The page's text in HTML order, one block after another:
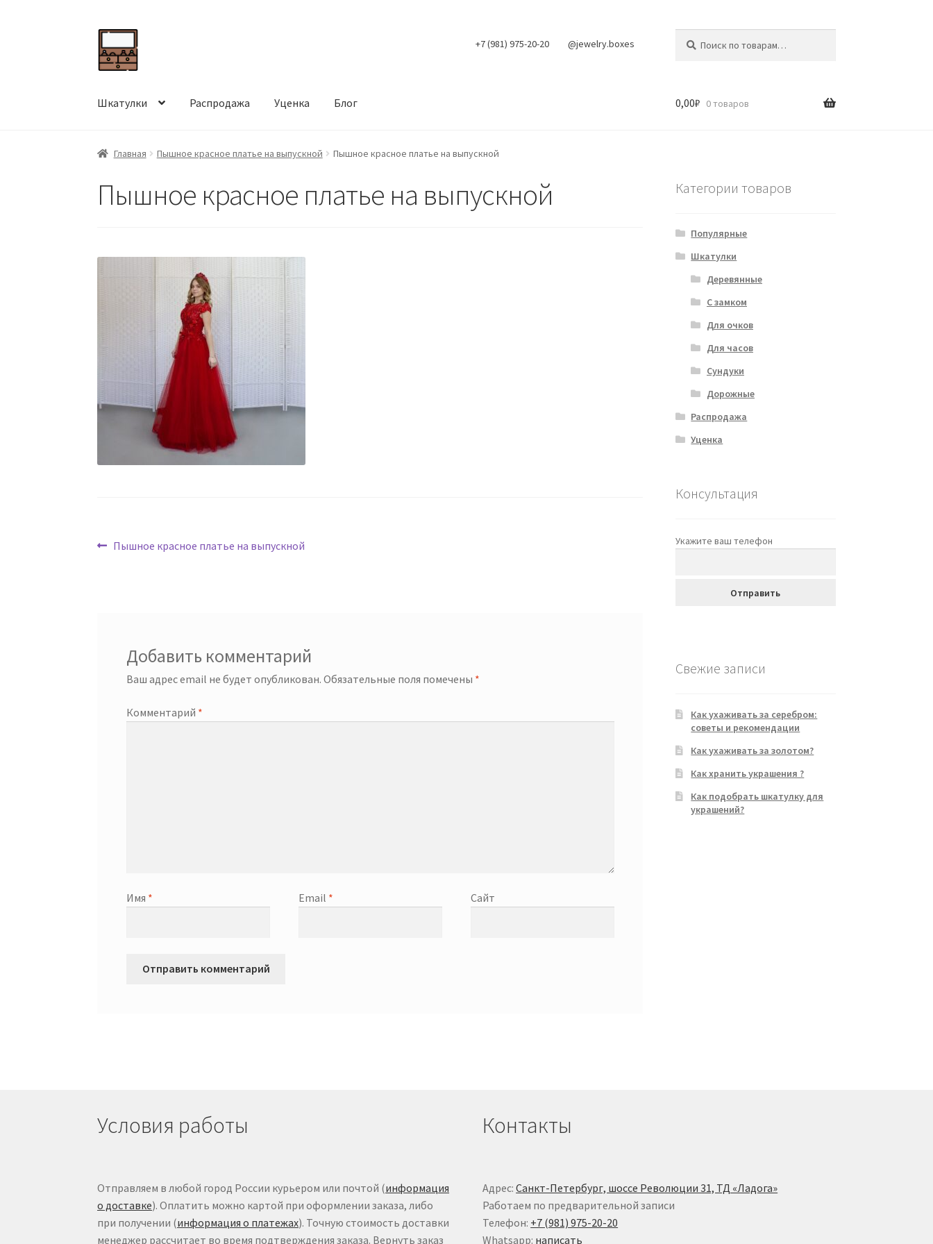
Перейти
к
навигации
Перейти
к
содержимому
+7 (981) 975-20-20 @jewelry.boxes
Шкатулки Распродажа Уценка Блог 0,00₽ 0 товаров
Главная Пышное красное платье на выпускной Пышное красное платье на выпускной
Пышное красное платье на выпускной
Навигация
Предыдущая
Пышное красное платье на выпускной
Добавить комментарий
Ваш адрес email не будет опубликован. Обязательные поля помечены *
Комментарий *
Имя * Email * Сайт
Категории товаров
Популярные
Шкатулки
Деревянные
С замком
Для очков
Для часов
Сундуки
Дорожные
Распродажа
Уценка
Консультация
Укажите ваш телефон
Свежие записи
Как ухаживать за серебром:
советы и рекомендации
Как ухаживать за золотом?
Как хранить украшения ?
Как подобрать шкатулку для
украшений?
Условия работы
Отправляем в любой город России курьером или почтой (информация
о доставке). Оплатить можно картой при оформлении заказа, либо
при получении (информация о платежах). Точную стоимость доставки
менеджер рассчитает во время подтверждения заказа. Вернуть заказ
Контакты
Адрес:Санкт-Петербург, шоссе Революции 31, ТД «Ладога»
Работаем по предварительной записи
Телефон: +7 (981) 975-20-20
Whatsapp: написать